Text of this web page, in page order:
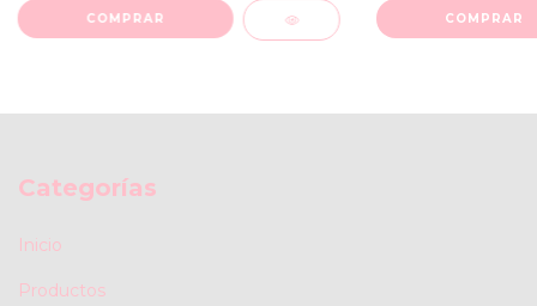
COMPRAR COMPRAR
Categorías
Inicio
Productos